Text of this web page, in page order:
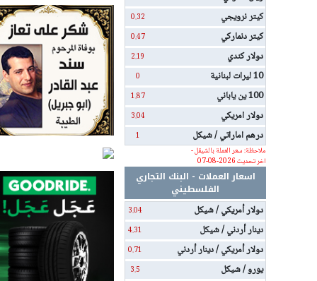
كيتر نرويجي 0.32
كيتر دنماركي 0.47
دولار كندي 2.19
10 ليرات لبنانية 0
100 ين ياباني 1.87
دولار امريكي 3.04
درهم اماراتي / شيكل
1
ملاحظة: سعر العملة بالشيقل -
اخر تحديث 2026-08-07
اسعار العملات - البنك التجاري
الفلسطيني
دولار أمريكي / شيكل
3.04
دينار أردني / شيكل 4.31
دولار أمريكي / دينار أردني 0.71
يورو / شيكل 3.5